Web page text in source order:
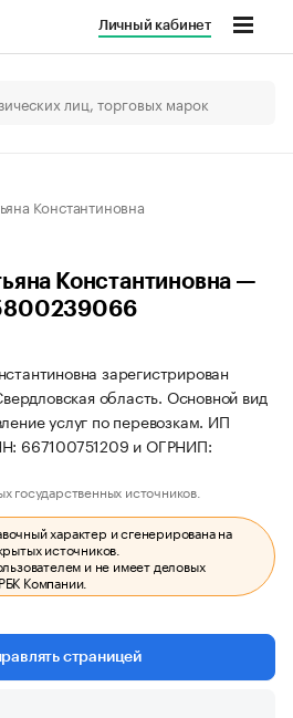
Личный кабинет
Константиновна
Константиновна —
зарегистрирован
область. Основной вид
услуг по перевозкам. ИП
667100751209 и ОГРНИП:
государственных источников.
характер и сгенерирована на
источников.
и не имеет деловых
Компании.
страницей